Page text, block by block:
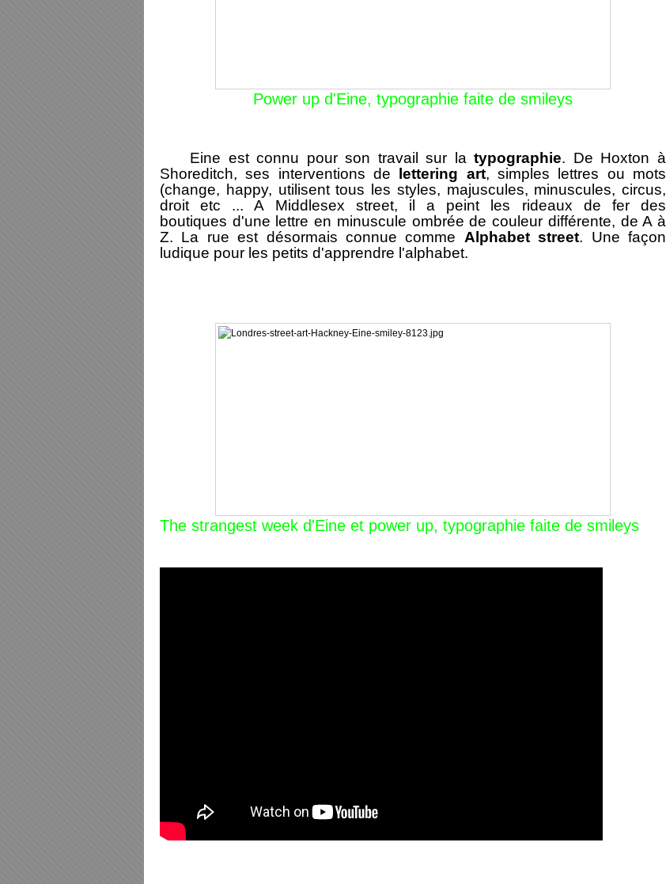
Power up d'Eine, typographie faite de smileys
Eine est connu pour son travail sur latypographie. De Hoxton à
Shoreditch, ses interventions de
lettering art, simples lettres ou mots
(change, happy, utilisent tous les styles, majuscules, minuscules, circus,
droit etc ... A Middlesex street, il a peint les rideaux de fer des
boutiques d'une lettre en minuscule ombrée de couleur différente, de A à
Z. La rue est désormais connue comme Alphabet street. Une façon
ludique pour les petits d'apprendre l'alphabet.
The strangest week d'Eine et power up, typographie faite de smileys